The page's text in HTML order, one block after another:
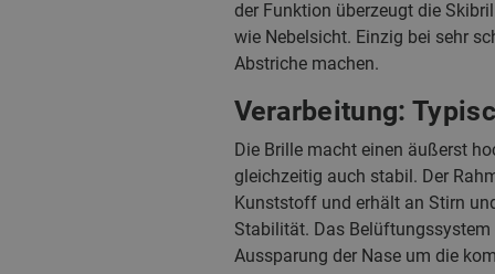
der Funktion überzeugt die
wie Nebelsicht. Einzig bei sehr
Abstriche machen.
Verarbeitung:
Die Brille macht einen äußerst
gleichzeitig auch stabil. Der
Kunststoff und erhält an Stirn
Stabilität. Das
Aussparung der Nase um die